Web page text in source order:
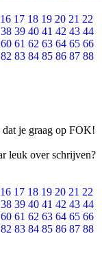
16 17 18 19 20 21 22
38 39 40 41 42 43 44
60 61 62 63 64 65 66
82 83 84 85 86 87 88
dat je graag op FOK!
leuk over schrijven?
16 17 18 19 20 21 22
38 39 40 41 42 43 44
60 61 62 63 64 65 66
82 83 84 85 86 87 88